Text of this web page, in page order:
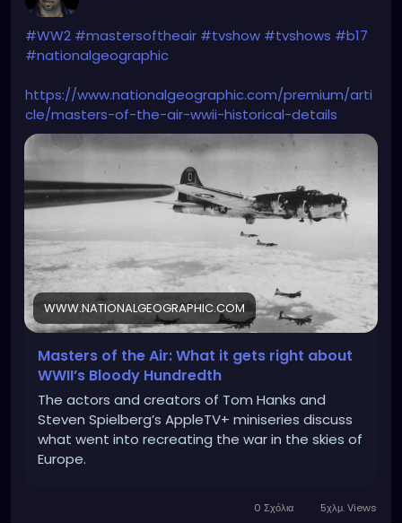
#WW2 #mastersoftheair #tvshow #tvshows #b17
#nationalgeographic
https://www.nationalgeographic.com/premium/arti
cle/masters-of-the-air-wwii-historical-details
WWW.NATIONALGEOGRAPHIC.COM
Masters of the Air: What it gets right about
WWII’s Bloody Hundredth
The actors and creators of Tom Hanks and
Steven Spielberg’s AppleTV+ miniseries discuss
what went into recreating the war in the skies of
Europe.
0 Σχόλια 5χλμ. Views